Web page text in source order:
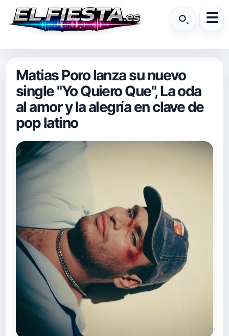
Matias Poro lanza su nuevo
single "Yo Quiero Que", La oda
al amor y la alegría en clave de
pop latino